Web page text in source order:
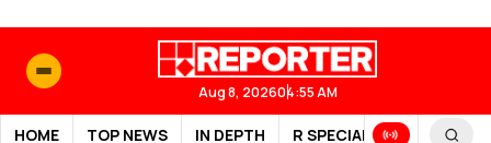
Aug 8, 202604:55 AM
HOME TOP NEWS IN DEPTH R SPECIAL SPORTS